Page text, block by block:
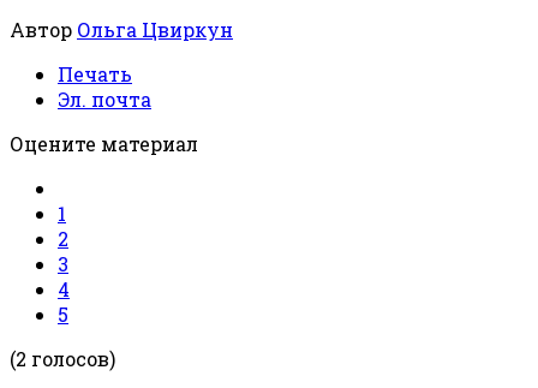
Автор Ольга Цвиркун
Печать
Эл. почта
Оцените материал
1
2
3
4
5
(2 голосов)